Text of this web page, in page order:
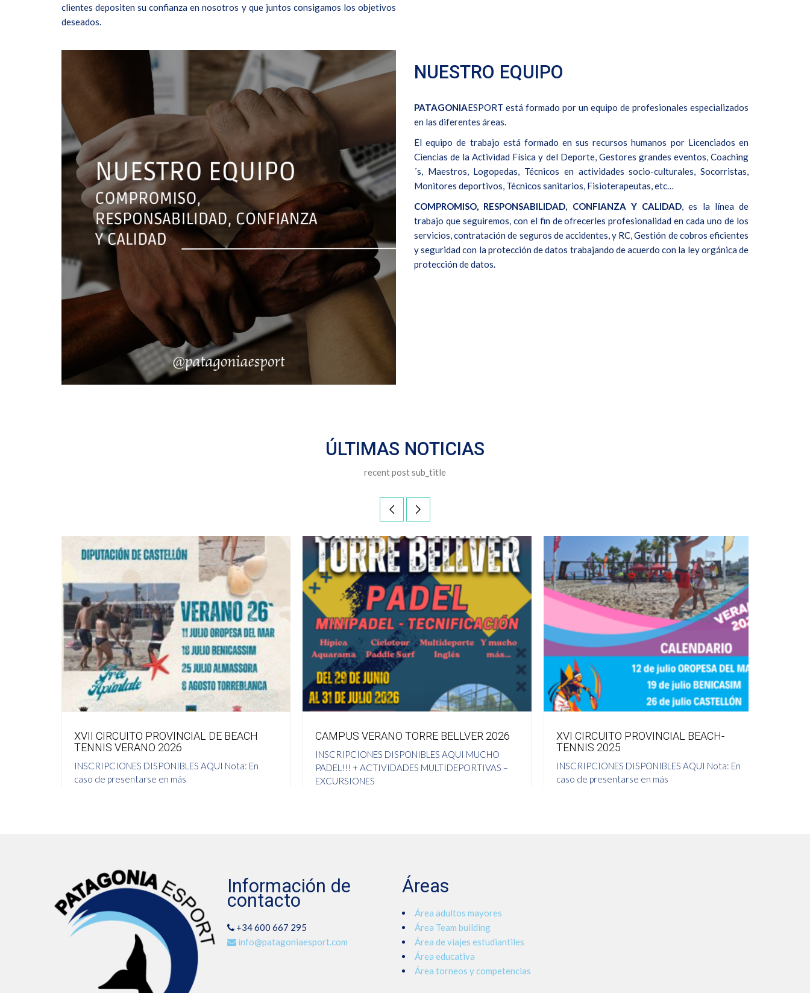
clientes depositen su confianza en nosotros y que juntos consigamos los objetivos
deseados.
NUESTRO EQUIPO
PATAGONIAESPORT está formado por un equipo de profesionales especializados
en las diferentes áreas.
El equipo de trabajo está formado en sus recursos humanos por Licenciados en
Ciencias de la Actividad Física y del Deporte, Gestores grandes eventos, Coaching
´s, Maestros, Logopedas, Técnicos en actividades socio-culturales, Socorristas,
Monitores deportivos, Técnicos sanitarios, Fisioterapeutas, etc…
COMPROMISO, RESPONSABILIDAD, CONFIANZA Y CALIDAD, es la línea de
trabajo que seguiremos, con el fin de ofrecerles profesionalidad en cada uno de los
servicios, contratación de seguros de accidentes, y RC, Gestión de cobros eficientes
y seguridad con la protección de datos trabajando de acuerdo con la ley orgánica de
protección de datos.
ÚLTIMAS NOTICIAS
recent post sub_title
XVII CIRCUITO PROVINCIAL DE BEACH
TENNIS VERANO 2026
INSCRIPCIONES DISPONIBLES AQUI Nota: En
caso de presentarse en más
CAMPUS VERANO TORRE BELLVER 2026
INSCRIPCIONES DISPONIBLES AQUI MUCHO
PADEL!!! + ACTIVIDADES MULTIDEPORTIVAS –
EXCURSIONES
XVI CIRCUITO PROVINCIAL BEACH-
TENNIS 2025
INSCRIPCIONES DISPONIBLES AQUI Nota: En
caso de presentarse en más
Información de
contacto
+34 600 667 295
info@patagoniaesport.com
Áreas
Área adultos mayores
Área Team building
Área de viajes estudiantiles
Área educativa
Área torneos y competencias